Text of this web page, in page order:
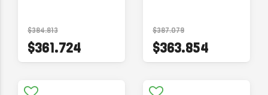
$384.813
$361.724
$387.079
$363.854